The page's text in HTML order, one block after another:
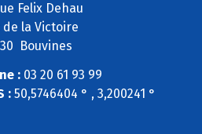
Felix Dehau
de la Victoire
Bouvines
:03 20 61 93 99
: 50,5746404 ° , 3,200241 °